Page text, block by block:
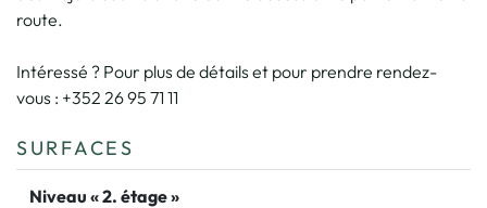
route.
Intéressé ? Pour plus de détails et pour prendre rendez-
vous : +352 26 95 71 11
SURFACES
Niveau « 2. étage »